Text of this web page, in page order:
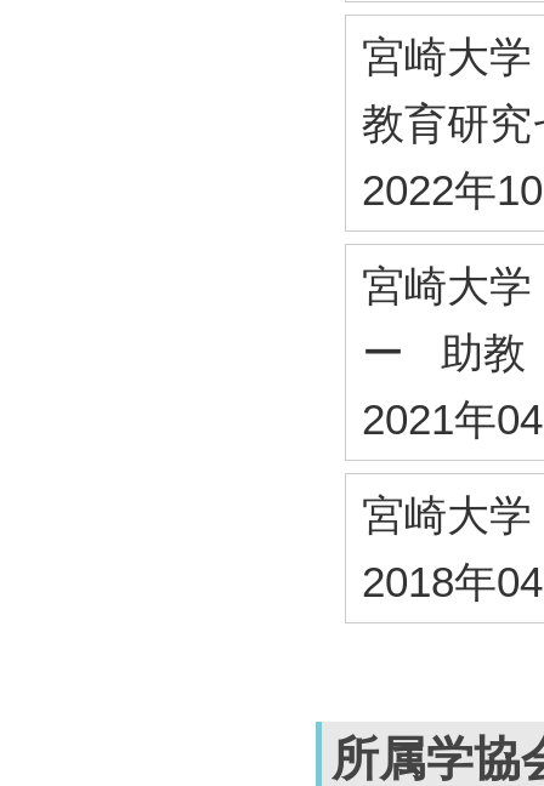
宮崎大
教育研
2022年
宮崎大
ー 助教
2021年
宮崎大
2018年
所属学協